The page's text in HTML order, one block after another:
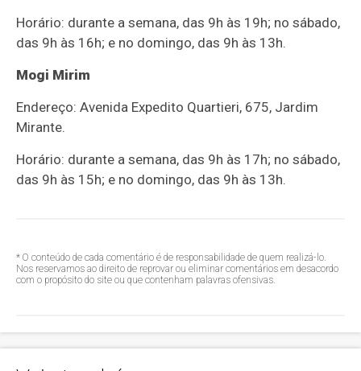
Horário: durante a semana, das 9h às 19h; no sábado,
das 9h às 16h; e no domingo, das 9h às 13h.
Mogi Mirim
Endereço: Avenida Expedito Quartieri, 675, Jardim
Mirante.
Horário: durante a semana, das 9h às 17h; no sábado,
das 9h às 15h; e no domingo, das 9h às 13h.
* O conteúdo de cada comentário é de responsabilidade de quem realizá-lo.
Nos reservamos ao direito de reprovar ou eliminar comentários em desacordo
com o propósito do site ou que contenham palavras ofensivas.